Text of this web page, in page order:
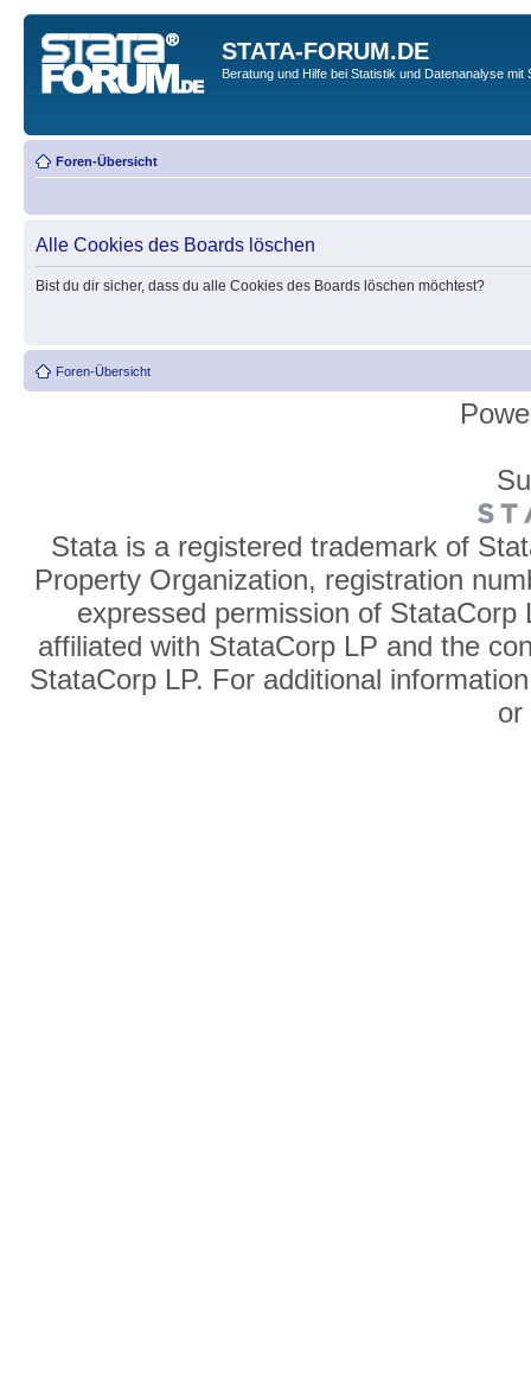
STATA-FORUM.DE
Beratung und Hilfe bei Statistik und Datenanalyse mit
Foren-Übersicht
Alle Cookies des Boards löschen
Bist du dir sicher, dass du alle Cookies des Boards löschen möchtest?
Foren-Übersicht
Stata is a registered trademark of
Property Organization, registration
expressed permission of
affiliated with StataCorp LP and the
StataCorp LP. For additional
or